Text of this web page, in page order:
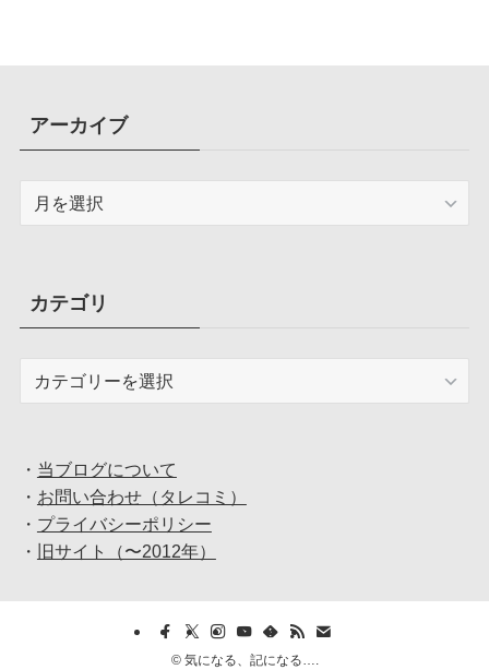
アーカイブ
ブカテゴリ
・ 当ブログについて
・ お問い合わせ（タレコミ）
・ プライバシーポリシー
・
旧サイト（〜2012年）
©気になる、記になる….